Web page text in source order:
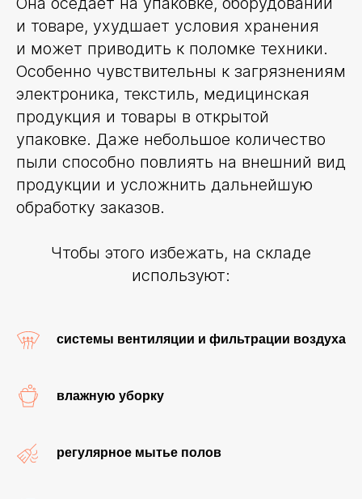
и товаре, ухудшает условия хранения
и может приводить к поломке техники.
Особенно чувствительны к загрязнениям
электроника, текстиль, медицинская
продукция и товары в открытой
упаковке. Даже небольшое количество
пыли способно повлиять на внешний вид
продукции и усложнить дальнейшую
обработку заказов.
Чтобы этого избежать, на складе
используют:
системы вентиляции и фильтрации воздуха
влажную уборку
регулярное мытье полов